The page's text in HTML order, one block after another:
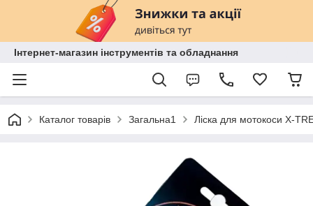
Інтернет-магазин інструментів та обладнання
Каталог товарів Загальна1 Ліска для мотокоси X-